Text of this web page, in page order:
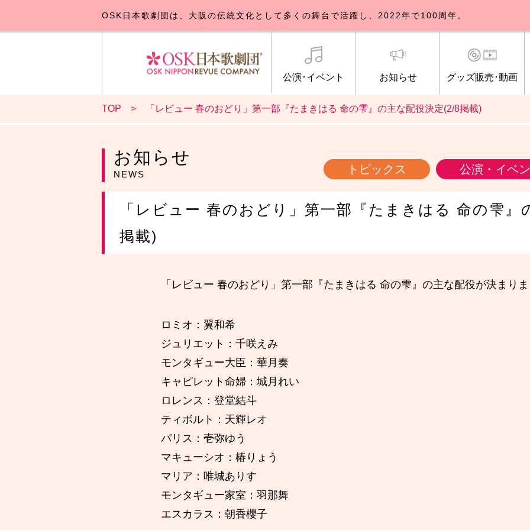
OSK日本歌劇団は、大阪の伝統文化として多くの舞台で活躍し、2022年で100周年。
公演･イベント
公演･イベント ブルックリンパーラー公演 ご観覧マナー
お知らせ
お知らせ一覧 トピックス 公演･イベント
グッズ販売･動画
公式グッズ販売 オンライン配信
OSK日本歌劇団について 研修生募集について 公式ファンクラ
TOP 「レビュー 春のおどり」第一部『たまきはる 命の雫』の主な配役決定(2/8掲載)
お知らせ
NEWS トピックス 公演・イベ
「レビュー 春のおどり」第一部『たまきはる 命の雫』
掲載)
「レビュー 春のおどり」第一部『たまきはる 命の雫』の主な配役が決まり
ロミオ：翼和希
ジュリエット：千咲えみ
モンタギュー大臣：華月奏
キャピレット命婦：城月れい
ロレンス：登堂結斗
ティボルト：天輝レオ
パリス：壱弥ゆう
マキューシオ：椿りょう
マリア：唯城ありす
モンタギュー家室：羽那舞
エスカラス：朝香櫻子